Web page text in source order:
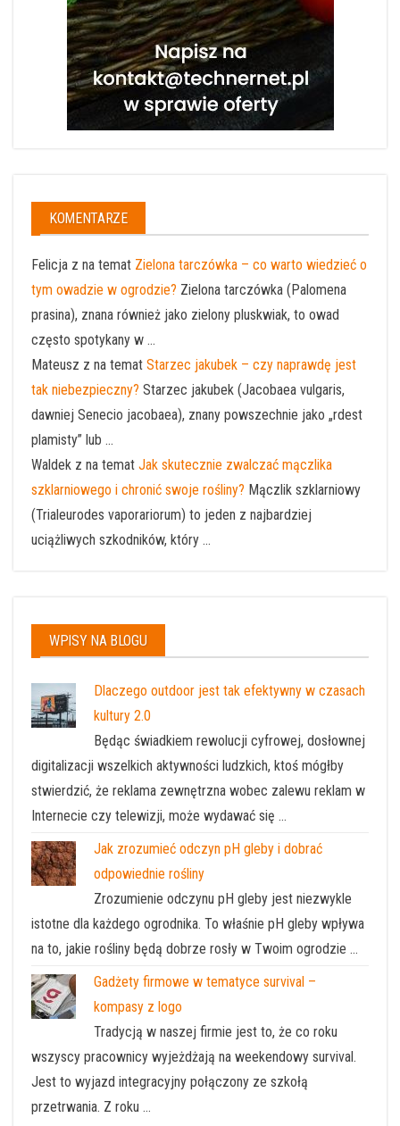
KOMENTARZE
Felicja z na temat Zielona tarczówka – co warto wiedzieć o
tym owadzie w ogrodzie? Zielona tarczówka (Palomena
prasina), znana również jako zielony pluskwiak, to owad
często spotykany w ...
Mateusz z na temat Starzec jakubek – czy naprawdę jest
tak niebezpieczny? Starzec jakubek (Jacobaea vulgaris,
dawniej Senecio jacobaea), znany powszechnie jako „rdest
plamisty” lub ...
Waldek z na temat Jak skutecznie zwalczać mączlika
szklarniowego i chronić swoje rośliny? Mączlik szklarniowy
(Trialeurodes vaporariorum) to jeden z najbardziej
uciążliwych szkodników, który ...
WPISY NA BLOGU
Dlaczego outdoor jest tak efektywny w czasach
kultury 2.0
Będąc świadkiem rewolucji cyfrowej, dosłownej
digitalizacji wszelkich aktywności ludzkich, ktoś mógłby
stwierdzić, że reklama zewnętrzna wobec zalewu reklam w
Internecie czy telewizji, może wydawać się …
Jak zrozumieć odczyn pH gleby i dobrać
odpowiednie rośliny
Zrozumienie odczynu pH gleby jest niezwykle
istotne dla każdego ogrodnika. To właśnie pH gleby wpływa
na to, jakie rośliny będą dobrze rosły w Twoim ogrodzie …
Gadżety firmowe w tematyce survival –
kompasy z logo
Tradycją w naszej firmie jest to, że co roku
wszyscy pracownicy wyjeżdżają na weekendowy survival.
Jest to wyjazd integracyjny połączony ze szkołą
przetrwania. Z roku …